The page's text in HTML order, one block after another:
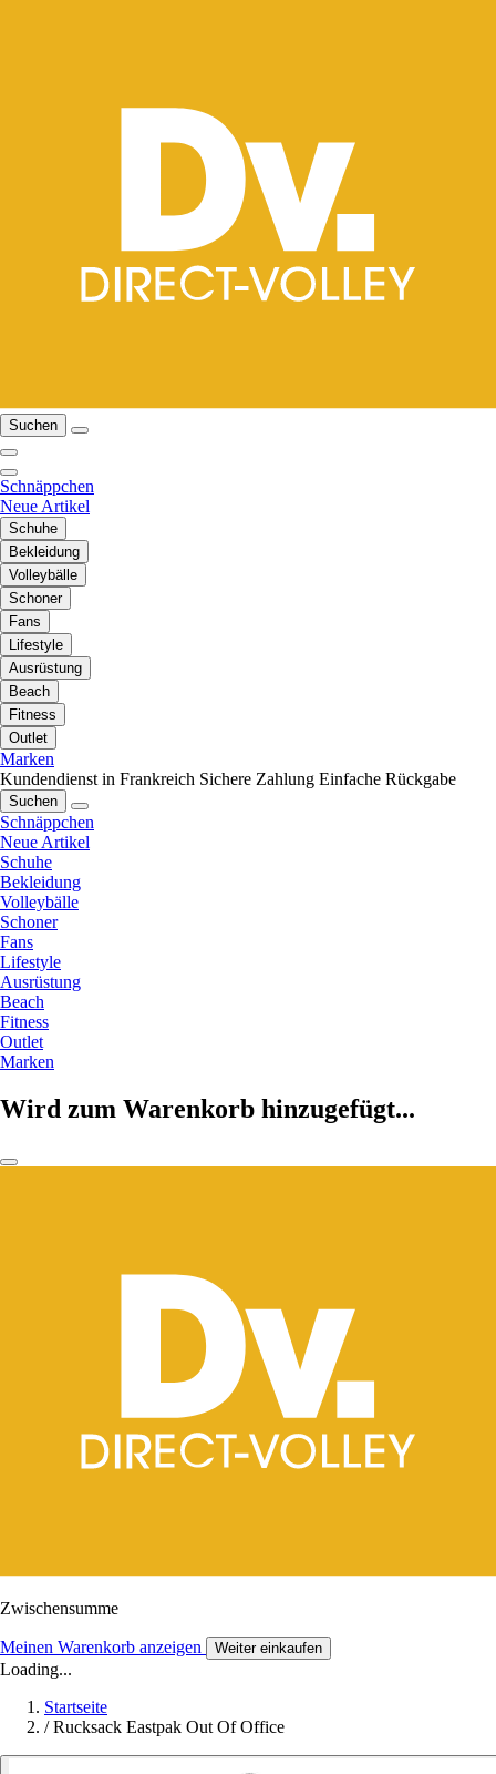
Suchen
Schnäppchen
Neue Artikel
Schuhe
Bekleidung
Volleybälle
Schoner
Fans
Lifestyle
Ausrüstung
Beach
Fitness
Outlet
Marken
Kundendienst in Frankreich Sichere Zahlung Einfache Rückgabe
Suchen
Schnäppchen
Neue Artikel
Schuhe
Bekleidung
Volleybälle
Schoner
Fans
Lifestyle
Ausrüstung
Beach
Fitness
Outlet
Marken
Wird zum Warenkorb hinzugefügt...
Zwischensumme
Meinen Warenkorb anzeigen Weiter einkaufen
Loading...
Startseite
/ Rucksack Eastpak Out Of Office